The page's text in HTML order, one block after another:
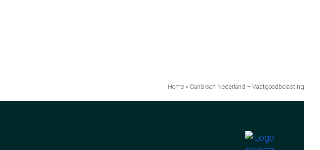
Home » Caribisch Nederland – Vastgoedbelasting